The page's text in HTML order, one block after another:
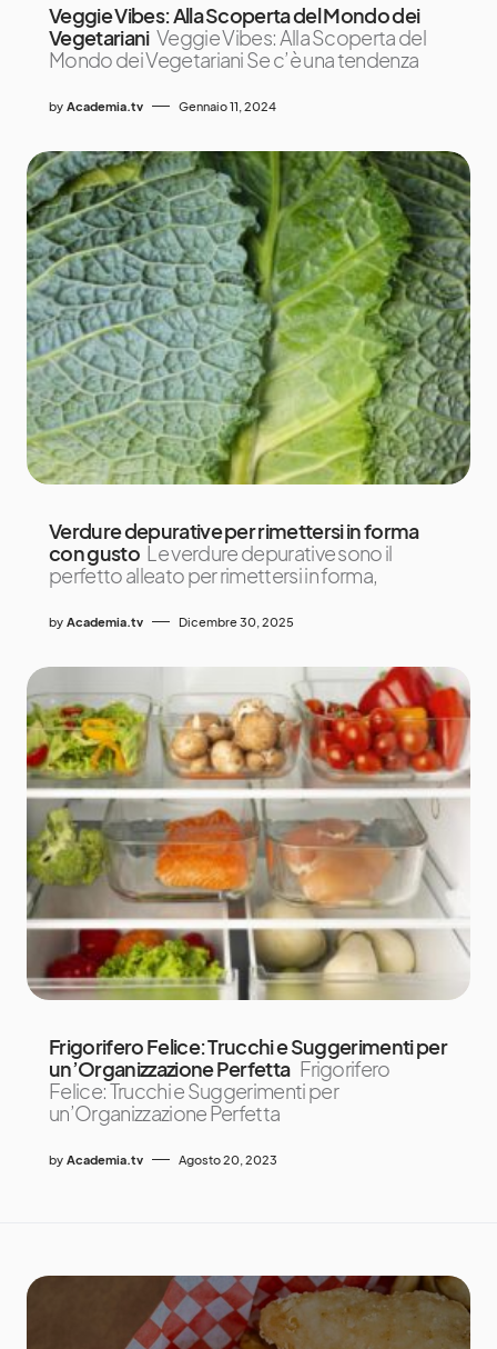
Veggie Vibes: Alla Scoperta del Mondo dei
Vegetariani Veggie Vibes: Alla Scoperta del
Mondo dei Vegetariani Se c’è una tendenza
by Academia.tv Gennaio 11, 2024
Verdure depurative per rimettersi in forma
con gusto Le verdure depurative sono il
perfetto alleato per rimettersi in forma,
by Academia.tv Dicembre 30, 2025
Frigorifero Felice: Trucchi e Suggerimenti per
un’Organizzazione Perfetta Frigorifero
Felice: Trucchi e Suggerimenti per
un’Organizzazione Perfetta
by Academia.tv Agosto 20, 2023